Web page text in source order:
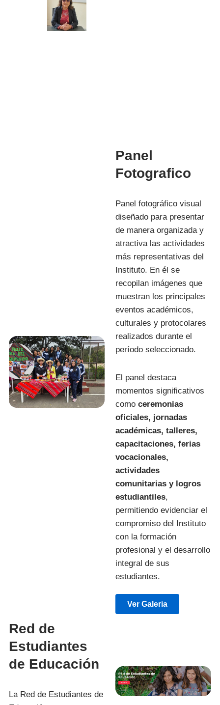
Panel
Fotografico
Panel fotográfico visual
diseñado para presentar
de manera organizada y
atractiva las actividades
más representativas del
Instituto. En él se
recopilan imágenes que
muestran los principales
eventos académicos,
culturales y protocolares
realizados durante el
período seleccionado.
El panel destaca
momentos significativos
como ceremonias
oficiales, jornadas
académicas, talleres,
capacitaciones, ferias
vocacionales,
actividades
comunitarias y logros
estudiantiles,
permitiendo evidenciar el
compromiso del Instituto
con la formación
profesional y el desarrollo
integral de sus
estudiantes.
Ver Galeria
Red de
Estudiantes
de Educación
La Red de Estudiantes de